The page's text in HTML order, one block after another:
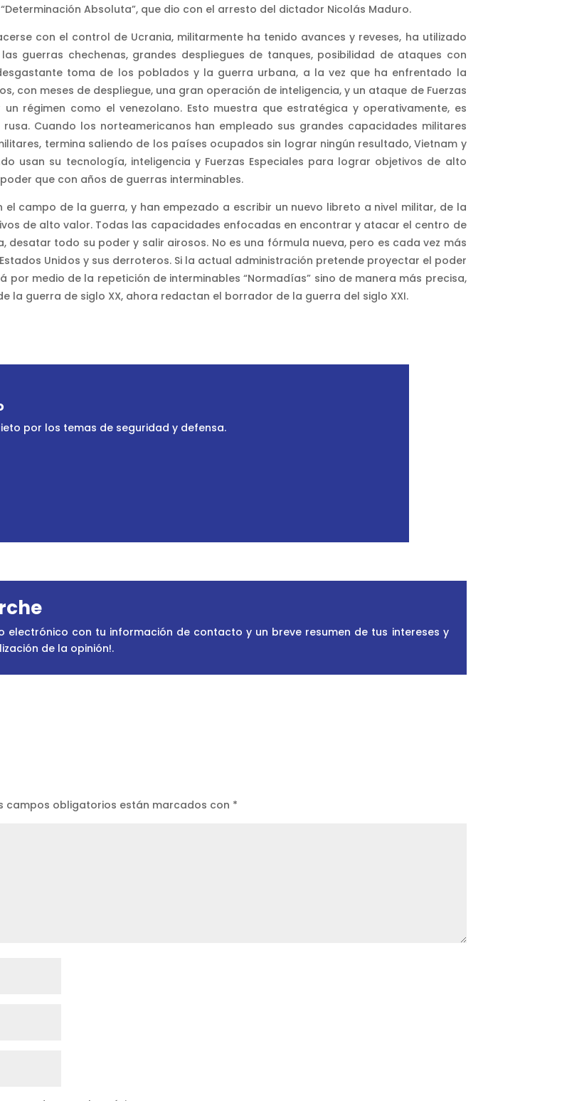
Absoluta”, que dio con el arresto del dictador Nicolás Maduro.
con el control de Ucrania, militarmente ha tenido avances y reveses, ha utilizado
guerras chechenas, grandes despliegues de tanques, posibilidad de ataques con
toma de los poblados y la guerra urbana, a la vez que ha enfrentado la
con meses de despliegue, una gran operación de inteligencia, y un ataque de Fuerzas
régimen como el venezolano. Esto muestra que estratégica y operativamente, es
Cuando los norteamericanos han empleado sus grandes capacidades militares
termina saliendo de los países ocupados sin lograr ningún resultado, Vietnam y
usan su tecnología, inteligencia y Fuerzas Especiales para lograr objetivos de alto
que con años de guerras interminables.
campo de la guerra, y han empezado a escribir un nuevo libreto a nivel militar, de la
de alto valor. Todas las capacidades enfocadas en encontrar y atacar el centro de
todo su poder y salir airosos. No es una fórmula nueva, pero es cada vez más
Unidos y sus derroteros. Si la actual administración pretende proyectar el poder
por medio de la repetición de interminables “Normadías” sino de manera más precisa,
la guerra de siglo XX, ahora redactan el borrador de la guerra del siglo XXI.
por los temas de seguridad y defensa.
electrónico con tu información de contacto y un breve resumen de tus intereses y
de la opinión!.
campos obligatorios están marcados con *